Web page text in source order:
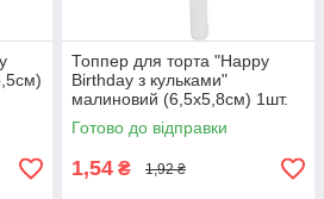
Топпер для торта "Happy
Birthday з кульками"
малиновий (6,5х5,8см) 1шт.
Готово до відправки
1,54 ₴ 1,92 ₴